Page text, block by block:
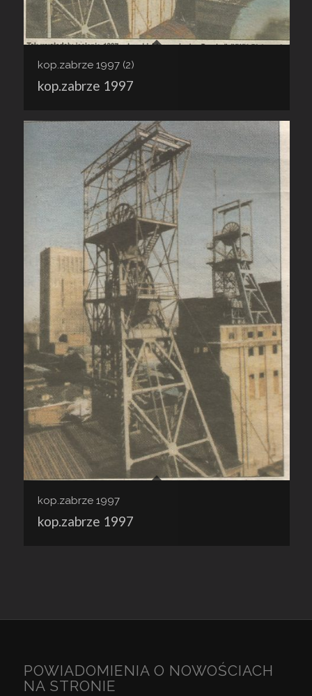
kop.zabrze 1997 (2)
kop.zabrze 1997
kop.zabrze 1997
kop.zabrze 1997
POWIADOMIENIA O NOWOŚCIACH
NA STRONIE